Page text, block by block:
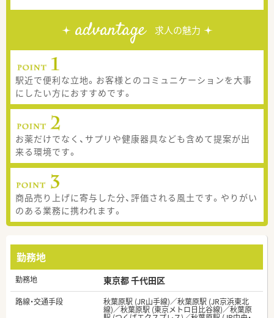
advantage 求人の魅力
駅近で便利な立地。お客様とのコミュニケーションを大事
にしたい方におすすめです。
お薬だけでなく、サプリや健康器具なども含めて提案が出
来る環境です。
商品売り上げに寄与した分、評価される風土です。やりがい
のある業務に携われます。
勤務地
勤務地 東京都 千代田区
路線・交通手段 秋葉原駅 (JR山手線)／秋葉原駅 (JR京浜東北
線)／秋葉原駅 (東京メトロ日比谷線)／秋葉原